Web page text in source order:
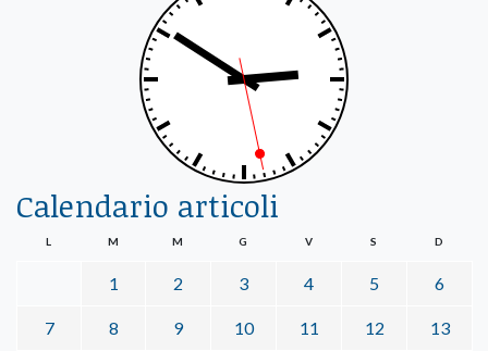
Calendario articoli
L M M G V S D
1 2 3 4 5 6
7 8 9 10 11 12 13